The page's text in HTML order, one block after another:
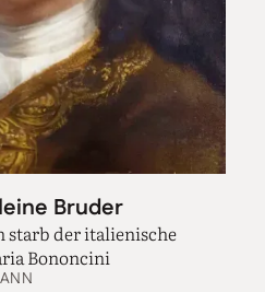
Bruder
starb der italienische
Bononcini